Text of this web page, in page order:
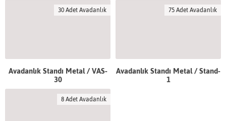
30 Adet Avadanlık
Avadanlık Standı Metal / VAS-
30
75 Adet Avadanlık
Avadanlık Standı Metal / Stand-
1
8 Adet Avadanlık